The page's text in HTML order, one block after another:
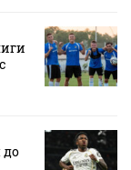
до